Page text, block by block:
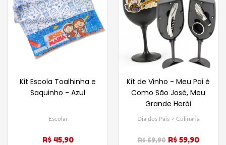
Kit Escola Toalhinha e
Saquinho - Azul
Escolar
R$ 45,90
Kit de Vinho - Meu Pai é
Como São José, Meu
Grande Herói
Dia dos Pais > Culinária
R$ 69,90 R$ 59,90